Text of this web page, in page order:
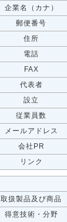
企業名（カナ）
郵便番号
住所
電話
FAX
代表者
設立
従業員数
メールアドレス
会社PR
リンク
取扱製品及び商品
得意技術・分野